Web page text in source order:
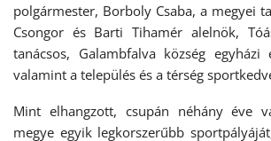
polgármester, Borboly Csaba, a megyei
Csongor és Barti Tihamér alelnök,
tanácsos, Galambfalva község
valamint a település és a térség
Mint elhangzott, csupán néhány éve
megye egyik legkorszerűbb